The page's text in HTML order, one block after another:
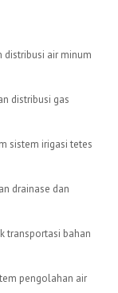
distribusi air minum
distribusi gas
sistem irigasi tetes
drainase dan
transportasi bahan
pengolahan air